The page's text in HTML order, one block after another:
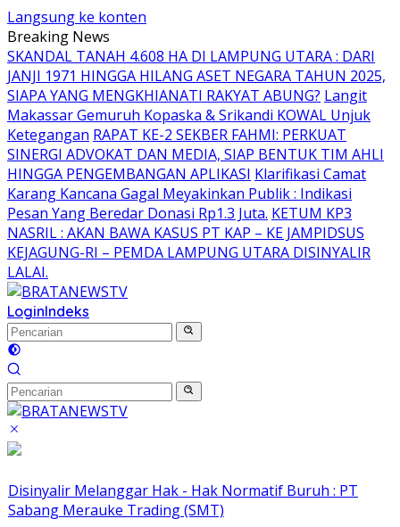
Langsung ke konten
Breaking News
SKANDAL TANAH 4.608 HA DI LAMPUNG UTARA : DARI
JANJI 1971 HINGGA HILANG ASET NEGARA TAHUN 2025,
SIAPA YANG MENGKHIANATI RAKYAT ABUNG? Langit
Makassar Gemuruh Kopaska & Srikandi KOWAL Unjuk
Ketegangan RAPAT KE-2 SEKBER FAHMI: PERKUAT
SINERGI ADVOKAT DAN MEDIA, SIAP BENTUK TIM AHLI
HINGGA PENGEMBANGAN APLIKASI Klarifikasi Camat
Karang Kancana Gagal Meyakinkan Publik : Indikasi
Pesan Yang Beredar Donasi Rp1.3 Juta. KETUM KP3
NASRIL : AKAN BAWA KASUS PT KAP – KE JAMPIDSUS
KEJAGUNG-RI – PEMDA LAMPUNG UTARA DISINYALIR
LALAI.
LoginIndeks
Disinyalir Melanggar Hak - Hak Normatif Buruh : PT
Sabang Merauke Trading (SMT)